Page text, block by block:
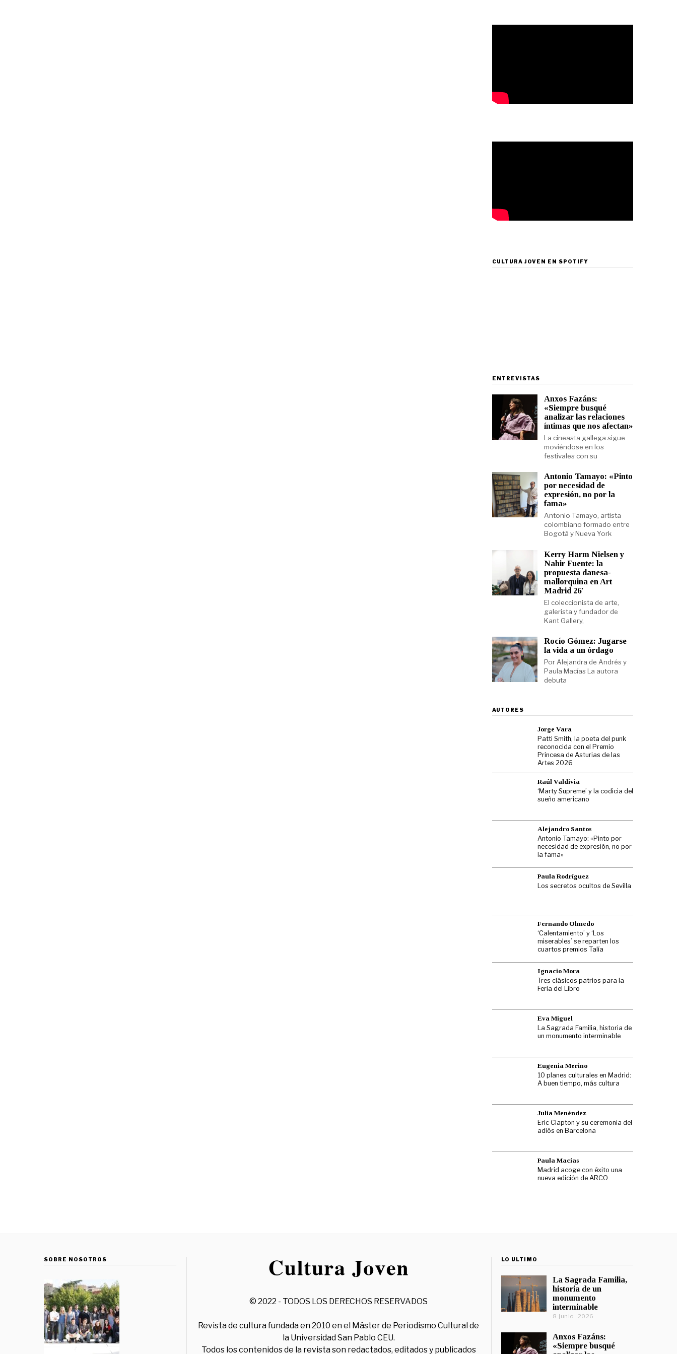
CULTURA JOVEN EN SPOTIFY
ENTREVISTAS
Anxos Fazáns:
«Siempre busqué
analizar las relaciones
íntimas que nos afectan»
La cineasta gallega sigue
moviéndose en los
festivales con su
Antonio Tamayo: «Pinto
por necesidad de
expresión, no por la
fama»
Antonio Tamayo, artista
colombiano formado entre
Bogotá y Nueva York
Kerry Harm Nielsen y
Nahir Fuente: la
propuesta danesa-
mallorquina en Art
Madrid 26′
El coleccionista de arte,
galerista y fundador de
Kant Gallery,
Rocío Gómez: Jugarse
la vida a un órdago
Por Alejandra de Andrés y
Paula Macías La autora
debuta
AUTORES
Jorge Vara
Patti Smith, la poeta del punk
reconocida con el Premio
Princesa de Asturias de las
Artes 2026
Raúl Valdivia
‘Marty Supreme’ y la codicia del
sueño americano
Alejandro Santos
Antonio Tamayo: «Pinto por
necesidad de expresión, no por
la fama»
Paula Rodríguez
Los secretos ocultos de Sevilla
Fernando Olmedo
‘Calentamiento’ y ‘Los
miserables’ se reparten los
cuartos premios Talía
Ignacio Mora
Tres clásicos patrios para la
Feria del Libro
Eva Miguel
La Sagrada Familia, historia de
un monumento interminable
Eugenia Merino
10 planes culturales en Madrid:
A buen tiempo, más cultura
Julia Menéndez
Eric Clapton y su ceremonia del
adiós en Barcelona
Paula Macías
Madrid acoge con éxito una
nueva edición de ARCO
SOBRE NOSOTROS
© 2022 - TODOS LOS DERECHOS RESERVADOS
Revista de cultura fundada en 2010 en el Máster de Periodismo Cultural de
la Universidad San Pablo CEU.
Todos los contenidos de la revista son redactados, editados y publicados
LO ÚLTIMO
La Sagrada Familia,
historia de un
monumento
interminable
8 junio, 2026
Anxos Fazáns:
«Siempre busqué